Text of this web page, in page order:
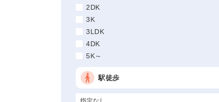
2DK
3K
3LDK
4DK
5K～
駅徒歩